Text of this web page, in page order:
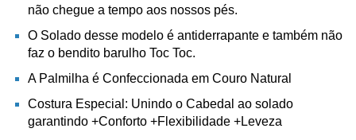
não chegue a tempo aos nossos pés.
O Solado desse modelo é antiderrapante e também não
faz o bendito barulho Toc Toc.
A Palmilha é Confeccionada em Couro Natural
Costura Especial: Unindo o Cabedal ao solado
garantindo +Conforto +Flexibilidade +Leveza